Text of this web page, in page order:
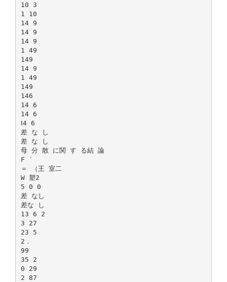
10 3
1 10
14 9
14 9
14 9
1 49
149
14 9
1 49
149
146
14 6
14 6
Ⅰ4 6
差 な し
差 な し
母 分 散 に関 す る結 論
F ′
＝ （王 室二
W 塑2
5 0 0
差 なし
差な し
13 6 2
3 27
23 5
2．
99
35 2
0 29
2 87